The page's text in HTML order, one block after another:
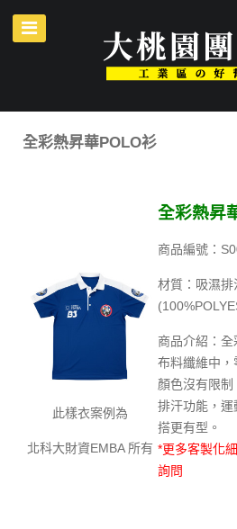
全彩熱昇華POLO衫
此樣衣案例為
北科大財資EMBA 所有
全彩熱昇
商品編號：
材質：吸濕
商品介紹：全
布料纖維中，
顏色沒有限制
排汗功能，運
搭更有型。
*更多客製化
詢問